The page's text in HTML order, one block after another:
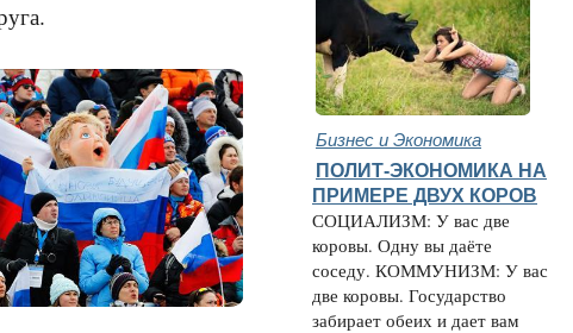
Бизнес и Экономика
ПОЛИТ-ЭКОНОМИКА НА
ПРИМЕРЕ ДВУХ КОРОВ
СОЦИАЛИЗМ: У вас две
коровы. Одну вы даёте
соседу. КОММУНИЗМ: У вас
две коровы. Государство
забирает обеих и дает вам